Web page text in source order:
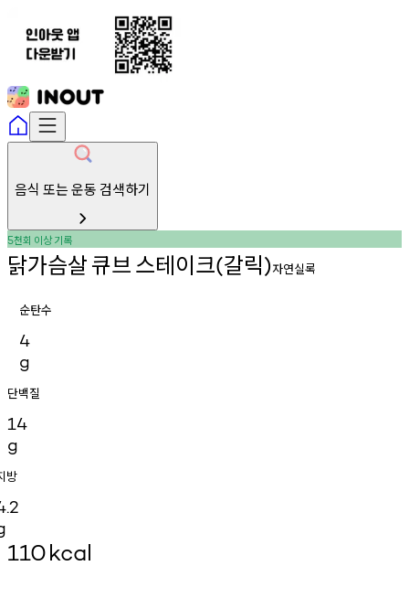
음식 또는 운동 검색하기
5천회 이상기록
닭가슴살큐브스테이크(갈릭)자연실록
순탄수
4
g
단백질
14
g
방
110kcal